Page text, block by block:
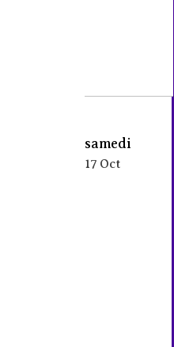
samedi
17 Oct